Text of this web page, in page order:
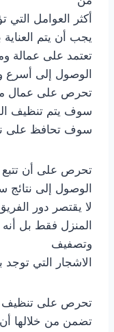
أكثر العوامل
يجب أن يتم العناية
تعتمد على عمالة
الوصول إلى أسرع
تحرص على عمال
سوف يتم تنظيف
سوف تحافظ على
تحرص على أن تتبع
الوصول إلى نتائج
لا يقتصر دور
المنزل فقط بل
وتصفيف
الاشجار التي توجد
تحرص على تنظيف
تضمن من خلالها